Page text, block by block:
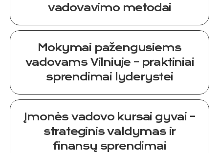
vadovavimo metodai
Mokymai pažengusiems
vadovams Vilniuje – praktiniai
sprendimai lyderystei
Įmonės vadovo kursai gyvai –
strateginis valdymas ir
finansų sprendimai